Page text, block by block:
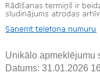
Unikālo apmeklējumu
Datums: 31.01.2026